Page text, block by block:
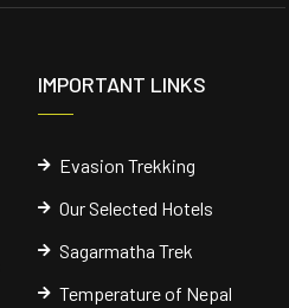
IMPORTANT LINKS
Evasion Trekking
Our Selected Hotels
Sagarmatha Trek
Temperature of Nepal